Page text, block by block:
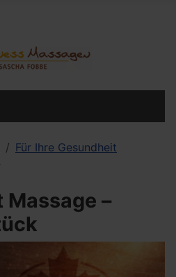
Für Ihre Gesundheit
Massage –